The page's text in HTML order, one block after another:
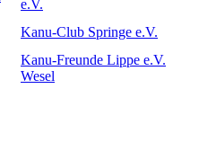
e.V.
Kanu-Club Springe e.V.
Kanu-Freunde Lippe e.V.
Wesel